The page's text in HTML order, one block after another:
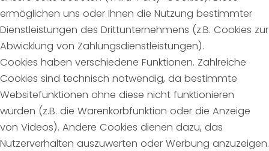
ermöglichen uns oder Ihnen die Nutzung bestimmter
Dienstleistungen des Drittunternehmens (z.B. Cookies zur
Abwicklung von Zahlungsdienstleistungen).
Cookies haben verschiedene Funktionen. Zahlreiche
Cookies sind technisch notwendig, da bestimmte
Websitefunktionen ohne diese nicht funktionieren
würden (z.B. die Warenkorbfunktion oder die Anzeige
von Videos). Andere Cookies dienen dazu, das
Nutzerverhalten auszuwerten oder Werbung anzuzeigen.